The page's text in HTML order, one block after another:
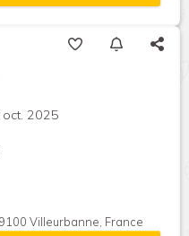
2025
Villeurbanne, France